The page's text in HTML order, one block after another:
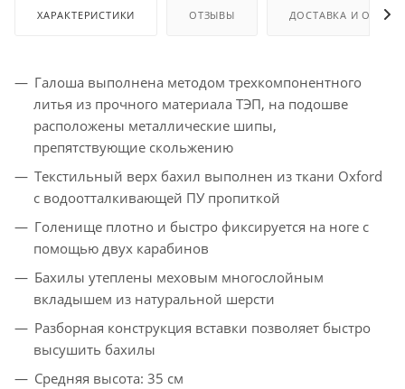
ХАРАКТЕРИСТИКИ ОТЗЫВЫ ДОСТАВКА И
Галоша выполнена методом трехкомпонентного
литья из прочного материала ТЭП, на подошве
расположены металлические шипы,
препятствующие скольжению
Текстильный верх бахил выполнен из ткани Oxford
с водоотталкивающей ПУ пропиткой
Голенище плотно и быстро фиксируется на ноге с
помощью двух карабинов
Бахилы утеплены меховым многослойным
вкладышем из натуральной шерсти
Разборная конструкция вставки позволяет быстро
высушить бахилы
Средняя высота: 35 см